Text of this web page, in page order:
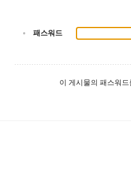
패스워드
이 게시물의 패스워